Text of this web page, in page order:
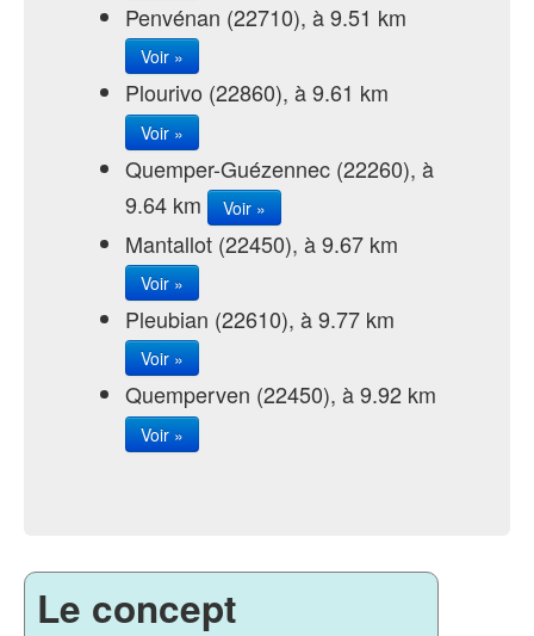
Penvénan (22710), à 9.51 km
Voir »
Plourivo (22860), à 9.61 km
Voir »
Quemper-Guézennec (22260), à
9.64 km
Voir »
Mantallot (22450), à 9.67 km
Voir »
Pleubian (22610), à 9.77 km
Voir »
Quemperven (22450), à 9.92 km
Voir »
Le concept